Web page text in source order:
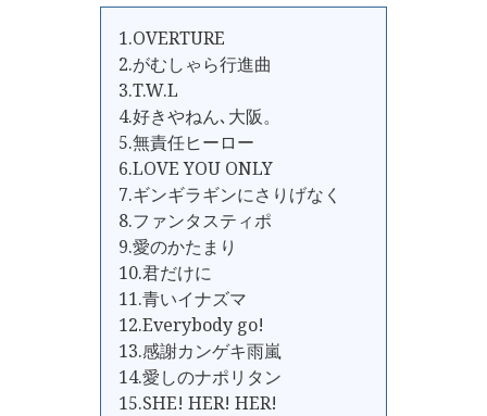
1.OVERTURE
2.がむしゃら行進曲
3.T.W.L
4.好きやねん､大阪。
5.無責任ヒーロー
6.LOVE YOU ONLY
7.ギンギラギンにさりげなく
8.ファンタスティポ
9.愛のかたまり
10.君だけに
11.青いイナズマ
12.Everybody go!
13.感謝カンゲキ雨嵐
14.愛しのナポリタン
15.SHE! HER! HER!